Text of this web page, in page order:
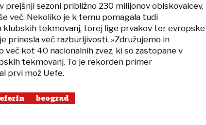
prejšnji sezoni približno 230 milijonov obiskovalcev,
več. Nekoliko je k temu pomagala tudi
tekmovanj, torej lige prvakov ter evropske
prinesla več razburljivosti. »Združujemo in
več kot 40 nacionalnih zvez, ki so zastopane v
tekmovanj. To je rekorden primer
prvi mož Uefe.
beograd